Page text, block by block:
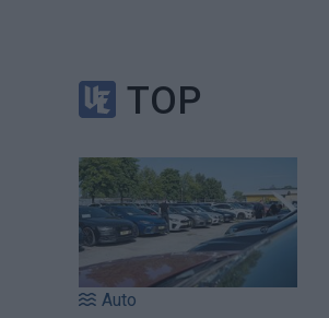
TOP
Auto